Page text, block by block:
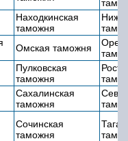
Находкинская
таможня
Омская таможня
Пулковская
таможня
Сахалинская
таможня
Сочинская
таможня